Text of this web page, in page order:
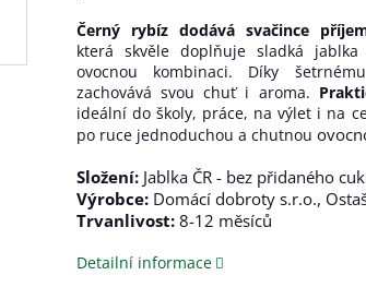
Černý rybíz dodává svačince
která skvěle doplňuje sladká
ovocnou kombinaci. Díky
zachovává svou chuť i aroma.
ideální do školy, práce, na výlet i na
po ruce jednoduchou a chutnou
Složení: Jablka ČR - bez přidaného
Výrobce: Domácí dobroty s.r.o.,
Trvanlivost:8-12 měsíců
Detailní informace